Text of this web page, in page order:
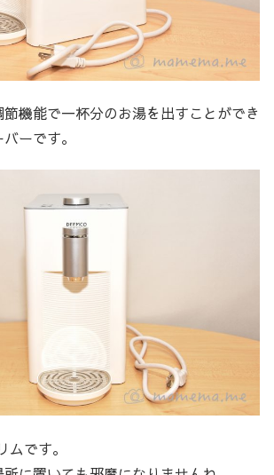
機能で一杯分のお湯を出すことができ
ーです。
です。